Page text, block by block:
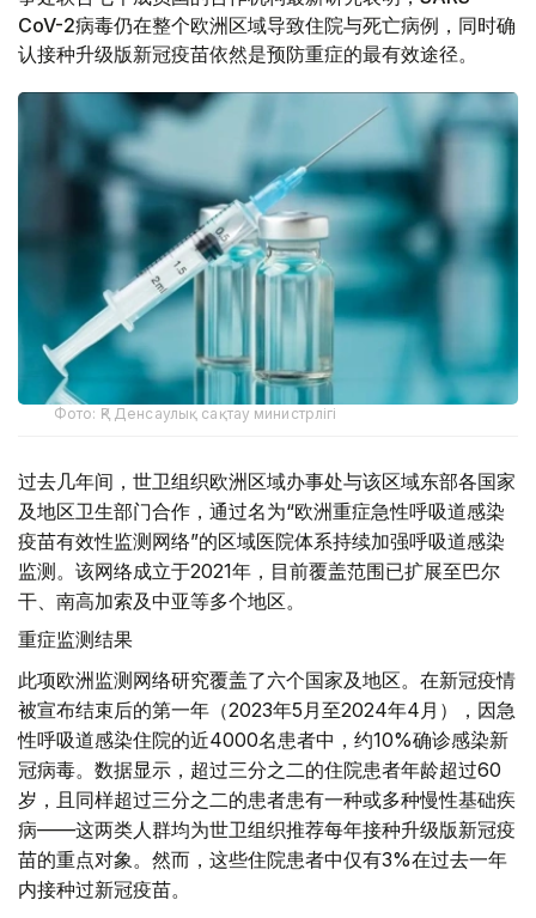
CoV-2病毒仍在整个欧洲区域导致住院与死亡病例，同时确
认接种升级版新冠疫苗依然是预防重症的最有效途径。
Фото: ҚР Денсаулық сақтау министрлігі
过去几年间，世卫组织欧洲区域办事处与该区域东部各国家
及地区卫生部门合作，通过名为“欧洲重症急性呼吸道感染
疫苗有效性监测网络”的区域医院体系持续加强呼吸道感染
监测。该网络成立于2021年，目前覆盖范围已扩展至巴尔
干、南高加索及中亚等多个地区。
重症监测结果
此项欧洲监测网络研究覆盖了六个国家及地区。在新冠疫情
被宣布结束后的第一年（2023年5月至2024年4月），因急
性呼吸道感染住院的近4000名患者中，约10%确诊感染新
冠病毒。数据显示，超过三分之二的住院患者年龄超过60
岁，且同样超过三分之二的患者患有一种或多种慢性基础疾
病——这两类人群均为世卫组织推荐每年接种升级版新冠疫
苗的重点对象。然而，这些住院患者中仅有3%在过去一年
内接种过新冠疫苗。